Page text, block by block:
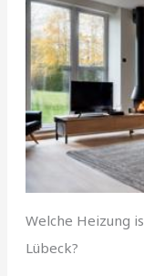
Welche Heizung
Lübeck?